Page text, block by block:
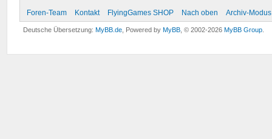
Foren-Team Kontakt FlyingGames SHOP Nach oben Archiv-Modus
Deutsche Übersetzung:MyBB.de , Powered byMyBB , © 2002-2026MyBB Group